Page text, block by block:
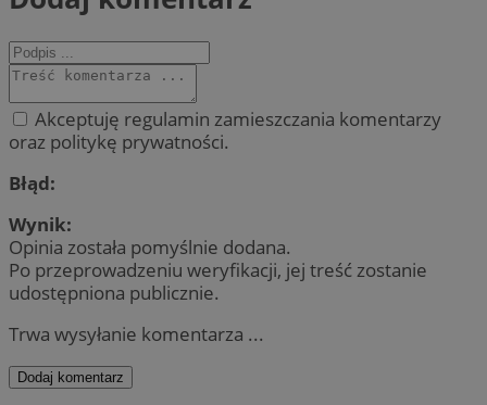
Akceptuję regulamin zamieszczania komentarzy
oraz politykę prywatności.
Błąd:
Wynik:
Opinia została pomyślnie dodana.
Po przeprowadzeniu weryfikacji, jej treść zostanie
udostępniona publicznie.
Trwa wysyłanie komentarza ...
Dodaj komentarz